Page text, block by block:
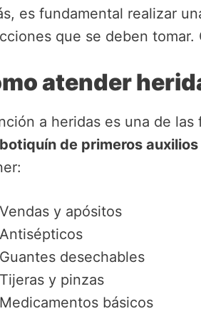
es fundamental realizar
que se deben
atender
a heridas es una de
botiquín de primeros auxilios
Vendas y apósitos
Antisépticos
Guantes desechables
Tijeras y pinzas
Medicamentos básicos